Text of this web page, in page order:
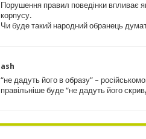
Порушення правил поведінки впливає
корпусу.
Чи буде такий народний обранець
ash
“не дадуть його в образу” –
правільніше буде “не дадуть його